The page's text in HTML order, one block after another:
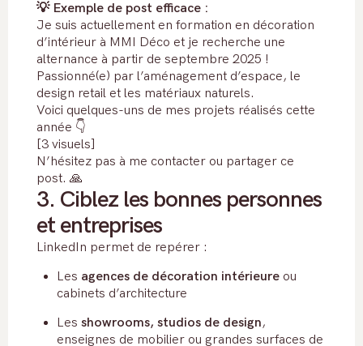
💡 Exemple de post efficace :
Je suis actuellement en formation en décoration
d’intérieur à MMI Déco et je recherche une
alternance à partir de septembre 2025 !
Passionné(e) par l’aménagement d’espace, le
design retail et les matériaux naturels.
Voici quelques-uns de mes projets réalisés cette
année 👇
[3 visuels]
N’hésitez pas à me contacter ou partager ce
post. 🙏
3. Ciblez les bonnes personnes
et entreprises
LinkedIn permet de repérer :
Les agences de décoration intérieure ou
cabinets d’architecture
Les showrooms, studios de design,
enseignes de mobilier ou grandes surfaces de